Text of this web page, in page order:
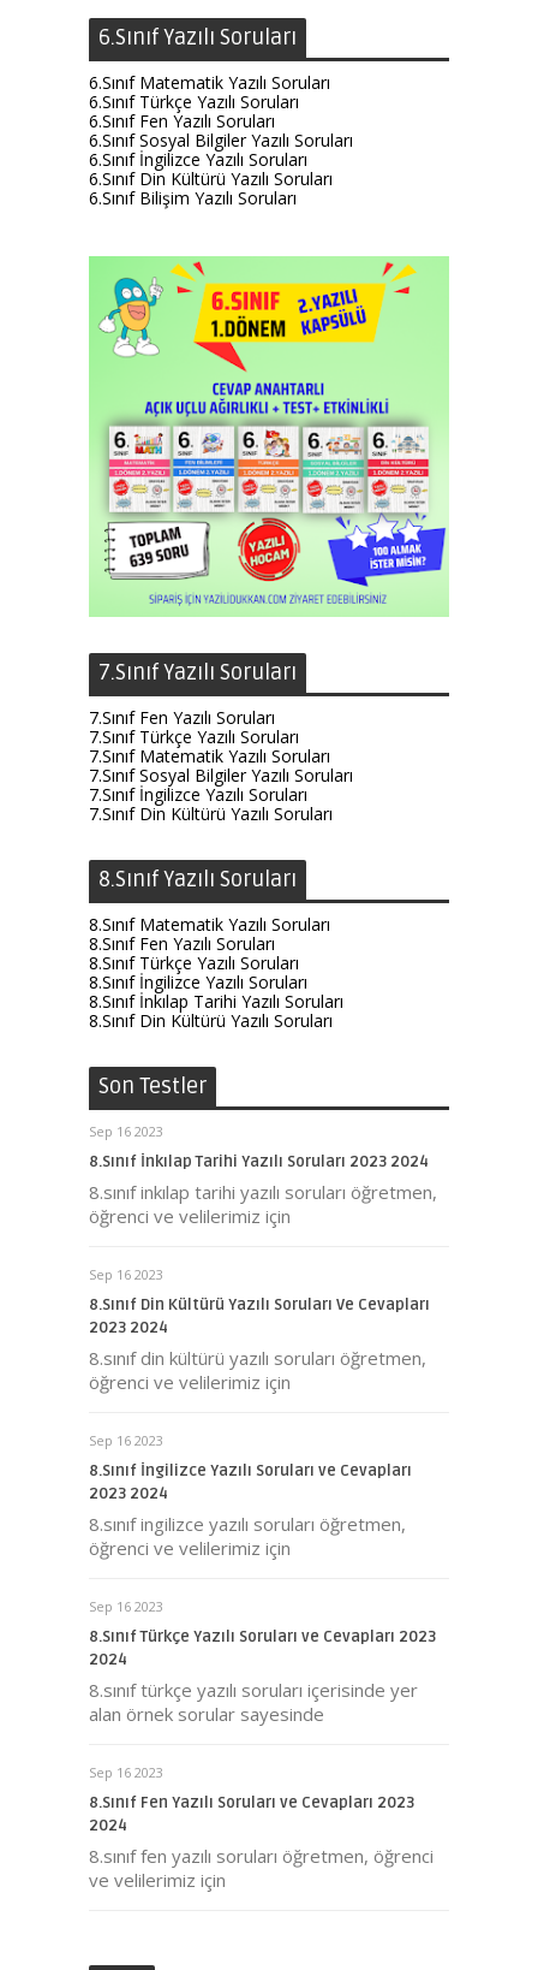
6.Sınıf Yazılı Soruları
6.Sınıf Matematik Yazılı Soruları
6.Sınıf Türkçe Yazılı Soruları
6.Sınıf Fen Yazılı Soruları
6.Sınıf Sosyal Bilgiler Yazılı Soruları
6.Sınıf İngilizce Yazılı Soruları
6.Sınıf Din Kültürü Yazılı Soruları
6.Sınıf Bilişim Yazılı Soruları
7.Sınıf Yazılı Soruları
7.Sınıf Fen Yazılı Soruları
7.Sınıf Türkçe Yazılı Soruları
7.Sınıf Matematik Yazılı Soruları
7.Sınıf Sosyal Bilgiler Yazılı Soruları
7.Sınıf İngilizce Yazılı Soruları
7.Sınıf Din Kültürü Yazılı Soruları
8.Sınıf Yazılı Soruları
8.Sınıf Matematik Yazılı Soruları
8.Sınıf Fen Yazılı Soruları
8.Sınıf Türkçe Yazılı Soruları
8.Sınıf İngilizce Yazılı Soruları
8.Sınıf İnkılap Tarihi Yazılı Soruları
8.Sınıf Din Kültürü Yazılı Soruları
Son Testler
Sep 16 2023
8.Sınıf İnkılap Tarihi Yazılı Soruları 2023 2024
8.sınıf inkılap tarihi yazılı soruları öğretmen,
öğrenci ve velilerimiz için
Sep 16 2023
8.Sınıf Din Kültürü Yazılı Soruları Ve Cevapları
2023 2024
8.sınıf din kültürü yazılı soruları öğretmen,
öğrenci ve velilerimiz için
Sep 16 2023
8.Sınıf İngilizce Yazılı Soruları ve Cevapları
2023 2024
8.sınıf ingilizce yazılı soruları öğretmen,
öğrenci ve velilerimiz için
Sep 16 2023
8.Sınıf Türkçe Yazılı Soruları ve Cevapları 2023
2024
8.sınıf türkçe yazılı soruları içerisinde yer
alan örnek sorular sayesinde
Sep 16 2023
8.Sınıf Fen Yazılı Soruları ve Cevapları 2023
2024
8.sınıf fen yazılı soruları öğretmen, öğrenci
ve velilerimiz için